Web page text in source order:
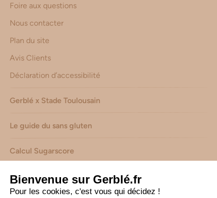
Foire aux questions
Nous contacter
Plan du site
Avis Clients
Déclaration d’accessibilité
Gerblé x Stade Toulousain
Le guide du sans gluten
Calcul Sugarscore
Suivez-nous sur les réseaux !